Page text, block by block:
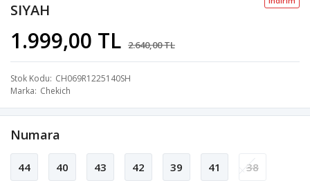
SIYAH
1.999,00 TL 2.640,00 TL
Stok Kodu CH069R1225140SH
Marka Chekich
Numara
44 40 43 42 39 41 38